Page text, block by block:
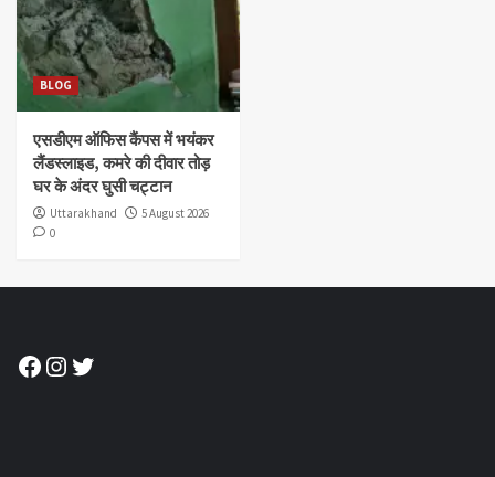
BLOG
एसडीएम ऑफिस कैंपस में भयंकर
लैंडस्लाइड, कमरे की दीवार तोड़
घर के अंदर घुसी चट्टान
Uttarakhand
5 August 2026
0
Facebook
Instagram
Twitter